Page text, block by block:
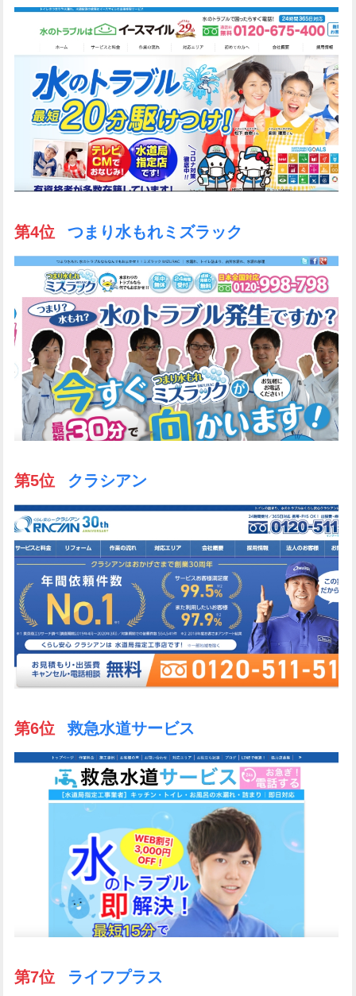
第4位 つまり水もれミズラック
第5位 クラシアン
第6位 救急水道サービス
第7位 ライフプラス